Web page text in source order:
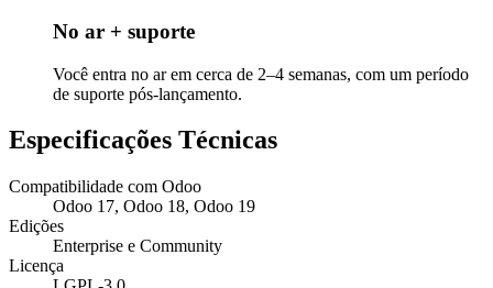
No ar + suporte
Você entra no ar em cerca de 2–4 semanas, com um período
de suporte pós-lançamento.
Especificações Técnicas
Compatibilidade com Odoo
Odoo 17, Odoo 18, Odoo 19
Edições
Enterprise e Community
Licença